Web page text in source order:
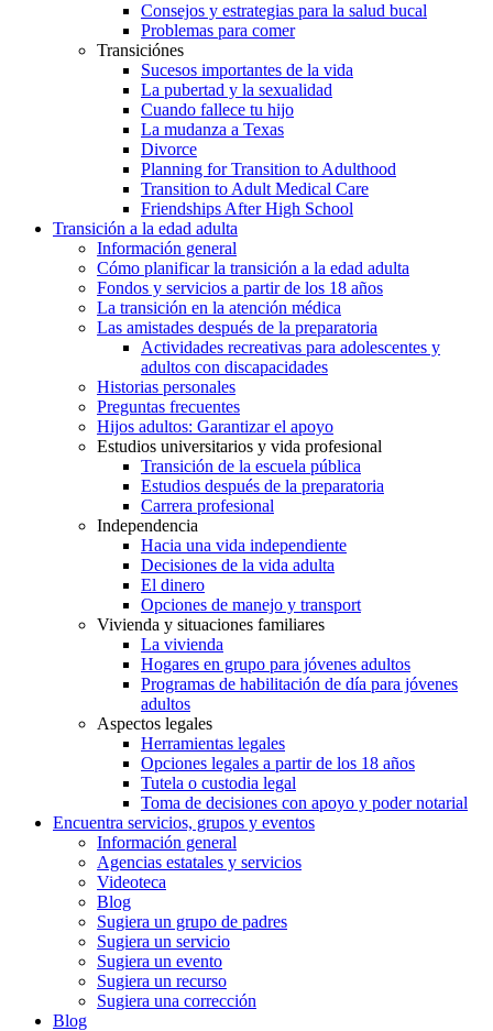
Consejos y estrategias para la salud bucal
Problemas para comer
Transiciónes
Sucesos importantes de la vida
La pubertad y la sexualidad
Cuando fallece tu hijo
La mudanza a Texas
Divorce
Planning for Transition to Adulthood
Transition to Adult Medical Care
Friendships After High School
Transición a la edad adulta
Información general
Cómo planificar la transición a la edad adulta
Fondos y servicios a partir de los 18 años
La transición en la atención médica
Las amistades después de la preparatoria
Actividades recreativas para adolescentes y
adultos con discapacidades
Historias personales
Preguntas frecuentes
Hijos adultos: Garantizar el apoyo
Estudios universitarios y vida profesional
Transición de la escuela pública
Estudios después de la preparatoria
Carrera profesional
Independencia
Hacia una vida independiente
Decisiones de la vida adulta
El dinero
Opciones de manejo y transport
Vivienda y situaciones familiares
La vivienda
Hogares en grupo para jóvenes adultos
Programas de habilitación de día para jóvenes
adultos
Aspectos legales
Herramientas legales
Opciones legales a partir de los 18 años
Tutela o custodia legal
Toma de decisiones con apoyo y poder notarial
Encuentra servicios, grupos y eventos
Información general
Agencias estatales y servicios
Videoteca
Blog
Sugiera un grupo de padres
Sugiera un servicio
Sugiera un evento
Sugiera un recurso
Sugiera una corrección
Blog